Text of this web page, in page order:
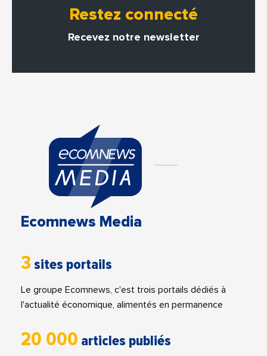
Restez connecté
Recevez notre newsletter
Ecomnews Media
3 sites portails
Le groupe Ecomnews, c'est trois portails dédiés à
l'actualité économique, alimentés en permanence
20 000 articles publiés